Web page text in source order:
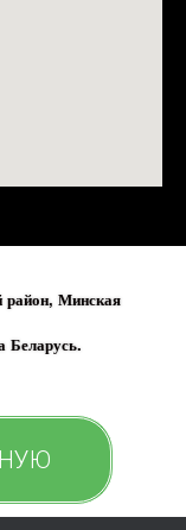
район, Минская
Беларусь.